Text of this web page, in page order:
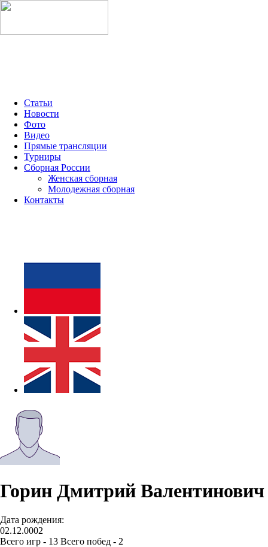
Статьи
Новости
Фото
Видео
Прямые трансляции
Турниры
Сборная России
Женская сборная
Молодежная сборная
Контакты
Горин Дмитрий Валентинович
Дата рождения:
02.12.0002
Всего игр - 13 Всего побед - 2